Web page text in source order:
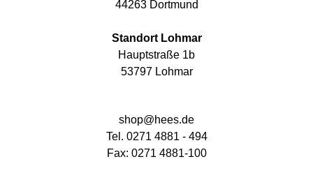
44263 Dortmund
Standort Lohmar
Hauptstraße 1b
53797 Lohmar
shop@hees.de
Tel. 0271 4881 - 494
Fax: 0271 4881-100